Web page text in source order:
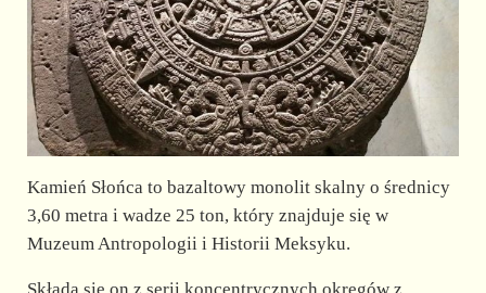
Kamień Słońca to bazaltowy monolit skalny o średnicy
3,60 metra i wadze 25 ton, który znajduje się w
Muzeum Antropologii i Historii Meksyku.